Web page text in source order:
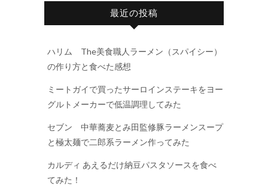
最近の投稿
ハリム The美食職人ラーメン（スパイシー）
の作り方と食べた感想
ミートガイで買ったサーロインステーキをヨー
グルトメーカーで低温調理してみた
セブン 中華蕎麦とみ田監修豚ラーメンスープ
と極太麺で二郎系ラーメン作ってみた
カルディ あえるだけ納豆パスタソースを食べ
てみた！